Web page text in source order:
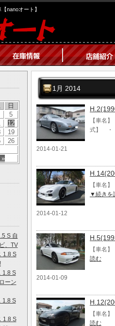
nanoオート】
日
»
5
12
19
26
S 自
、TV
1.8 S
1.8 S
ーン
1.8 S
1.8 S
1月 2014
【車名
式】 ・
2014-01-21
【車名
▼続きを
2014-01-12
【車名
読む
2014-01-09
【車名
読む